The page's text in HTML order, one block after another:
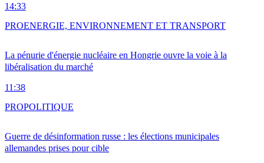
14:33
La pénurie d'énergie nucléaire en Hongrie ouvre la voie à la
libéralisation du marché
11:38
PROENERGIE, ENVIRONNEMENT ET TRANSPORT
Guerre de désinformation russe : les élections municipales
allemandes prises pour cible
PROPOLITIQUE